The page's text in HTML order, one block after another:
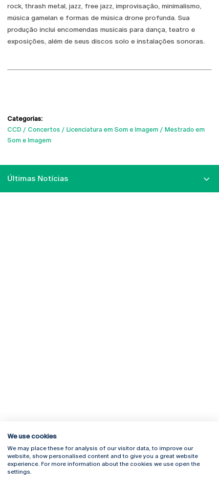
rock, thrash metal, jazz, free jazz, improvisação, minimalismo,
música gamelan e formas de música drone profunda. Sua
produção inclui encomendas musicais para dança, teatro e
exposições, além de seus discos solo e instalações sonoras.
Categorias:
CCD
Concertos Licenciatura em Som e Imagem
Mestrado em
Som e Imagem
Últimas Notícias
Rua Diogo Botelho 1327
4169-005 Porto
+351 226 196 240
Campus Online
Webmail
We use cookies
We may place these for analysis of our visitor data, to improve our
website, show personalised content and to give you a great website
experience. For more information about the cookies we use open the
settings.